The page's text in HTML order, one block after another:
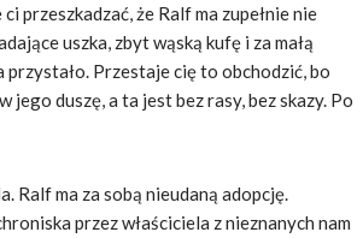
przeszkadzać, że Ralf ma zupełnie nie
uszka, zbyt wąską kufę i za małą
przystało. Przestaje cię to obchodzić, bo
jego duszę, a ta jest bez rasy, bez skazy. Po
Ralf ma za sobą nieudaną adopcję.
przez właściciela z nieznanych nam